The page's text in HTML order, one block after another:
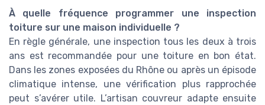
À quelle fréquence programmer une inspection
toiture sur une maison individuelle ?
En règle générale, une inspection tous les deux à trois
ans est recommandée pour une toiture en bon état.
Dans les zones exposées du Rhône ou après un épisode
climatique intense, une vérification plus rapprochée
peut s’avérer utile. L’artisan couvreur adapte ensuite